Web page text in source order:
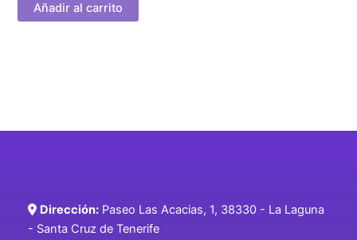
Añadir al carrito
Dirección: Paseo Las Acacias, 1, 38330 - La Laguna
- Santa Cruz de Tenerife